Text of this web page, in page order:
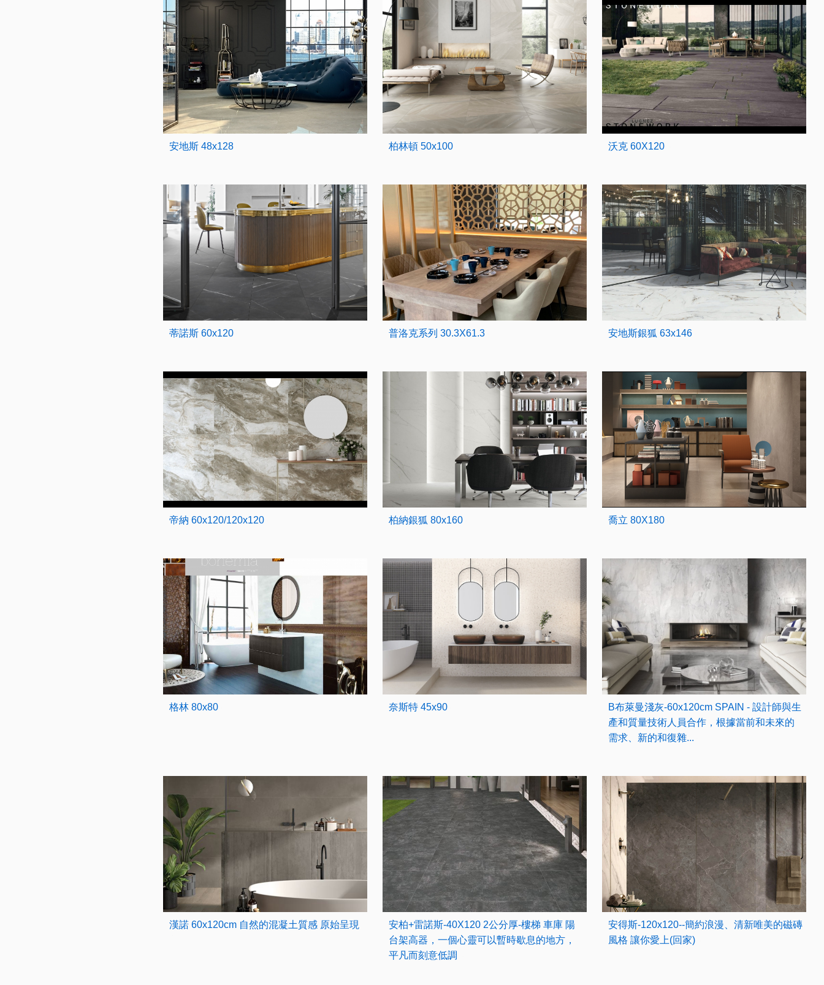
安地斯 48x128 柏林頓 50x100 沃克 60X120
蒂諾斯 60x120 普洛克系列 30.3X61.3 安地斯銀狐 63x146
帝納 60x120/120x120 柏納銀狐 80x160 喬立 80X180
格林 80x80 奈斯特 45x90
B布萊曼淺灰-60x120cm SPAIN - 設計師與生
產和質量技術人員合作，根據當前和未來的
需求、新的和復雜...
漢諾 60x120cm 自然的混凝土質感 原始呈現
安柏+雷諾斯-40X120 2公分厚-樓梯 車庫 陽
台架高器，一個心靈可以暫時歇息的地方，
平凡而刻意低調
安得斯-120x120--簡約浪漫、清新唯美的磁磚
風格 讓你愛上(回家)